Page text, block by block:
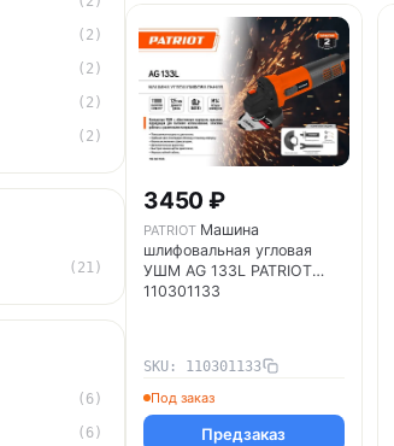
(2)
(2)
(2)
(2)
(21)
(6)
(6)
3450 ₽
PATRIOT Машина
шлифовальная угловая
УШМ AG 133L PATRIOT
110301133
SKU: 110301133
Под заказ
Предзаказ